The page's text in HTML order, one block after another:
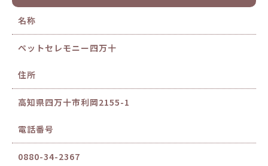
名称
ペットセレモニー四万十
住所
高知県四万十市利岡2155-1
電話番号
0880-34-2367